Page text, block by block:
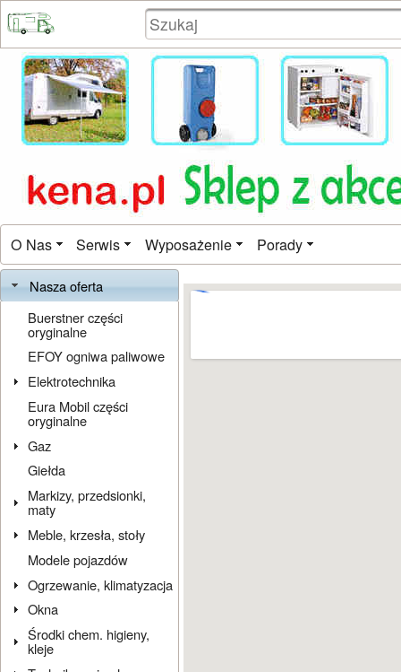
O Nas Serwis Wyposażenie Porady
Nasza oferta
Buerstner części
oryginalne
EFOY ogniwa paliwowe
Elektrotechnika
Eura Mobil części
oryginalne
Gaz
Giełda
Markizy, przedsionki,
maty
Meble, krzesła, stoły
Modele pojazdów
Ogrzewanie, klimatyzacja
Okna
Środki chem. higieny,
kleje